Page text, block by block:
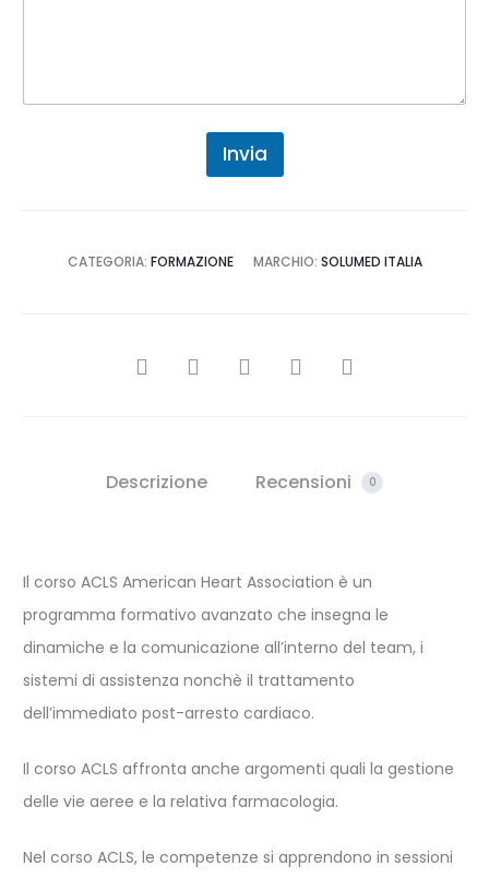
Invia
CATEGORIA: FORMAZIONE MARCHIO: SOLUMED ITALIA
CONDIVIDI
Descrizione Recensioni 0
Il corso ACLS American Heart Association è un
programma formativo avanzato che insegna le
dinamiche e la comunicazione all’interno del team, i
sistemi di assistenza nonchè il trattamento
dell’immediato post-arresto cardiaco.
Il corso ACLS affronta anche argomenti quali la gestione
delle vie aeree e la relativa farmacologia.
Nel corso ACLS, le competenze si apprendono in sessioni